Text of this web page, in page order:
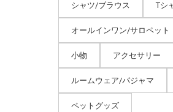
シャツ/ブラウス Tシ
オールインワン/サロペット
小物 アクセサリー
ルームウェア/パジャマ
ペットグッズ